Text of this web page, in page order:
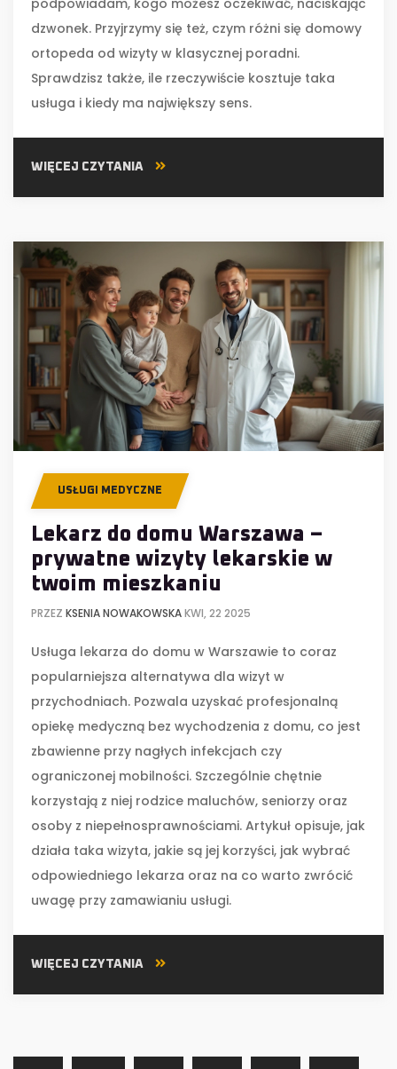
podpowiadam, kogo możesz oczekiwać, naciskając
dzwonek. Przyjrzymy się też, czym różni się domowy
ortopeda od wizyty w klasycznej poradni.
Sprawdzisz także, ile rzeczywiście kosztuje taka
usługa i kiedy ma największy sens.
WIĘCEJ CZYTANIA
USŁUGI MEDYCZNE
Lekarz do domu Warszawa –
prywatne wizyty lekarskie w
twoim mieszkaniu
PRZEZ KSENIA NOWAKOWSKAKWI, 22 2025
Usługa lekarza do domu w Warszawie to coraz
popularniejsza alternatywa dla wizyt w
przychodniach. Pozwala uzyskać profesjonalną
opiekę medyczną bez wychodzenia z domu, co jest
zbawienne przy nagłych infekcjach czy
ograniczonej mobilności. Szczególnie chętnie
korzystają z niej rodzice maluchów, seniorzy oraz
osoby z niepełnosprawnościami. Artykuł opisuje, jak
działa taka wizyta, jakie są jej korzyści, jak wybrać
odpowiedniego lekarza oraz na co warto zwrócić
uwagę przy zamawianiu usługi.
WIĘCEJ CZYTANIA